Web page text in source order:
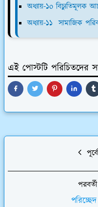
অধ্যায়-১o
অধ্যায়-১১ সামাজিক
এই পোস্টটি পরিচিতদের